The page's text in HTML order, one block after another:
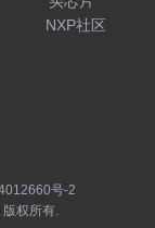
NXP社区
号-2
权所有.